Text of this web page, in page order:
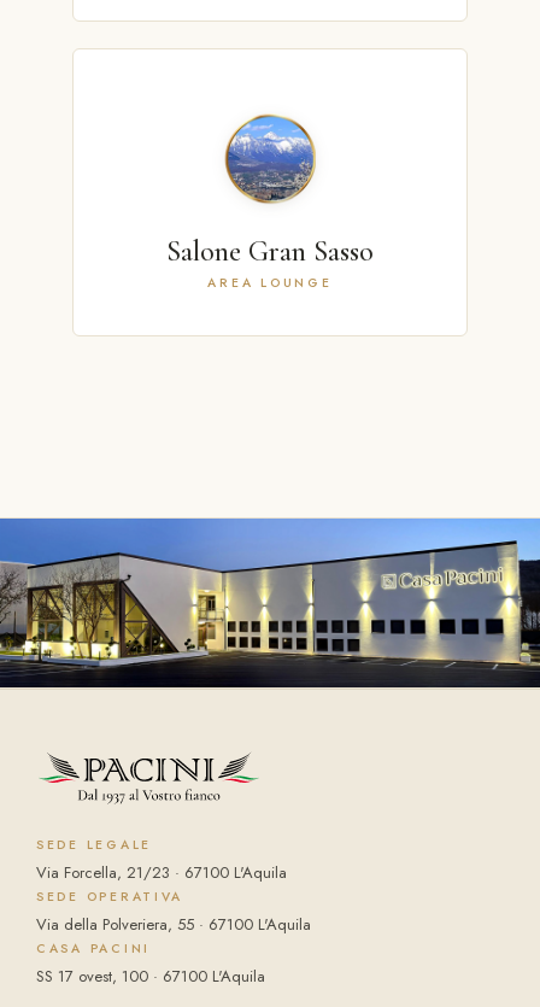
Salone Gran Sasso
AREA LOUNGE
SEDE LEGALE
Via Forcella, 21/23 · 67100 L'Aquila
SEDE OPERATIVA
Via della Polveriera, 55 · 67100 L'Aquila
CASA PACINI
SS 17 ovest, 100 · 67100 L'Aquila